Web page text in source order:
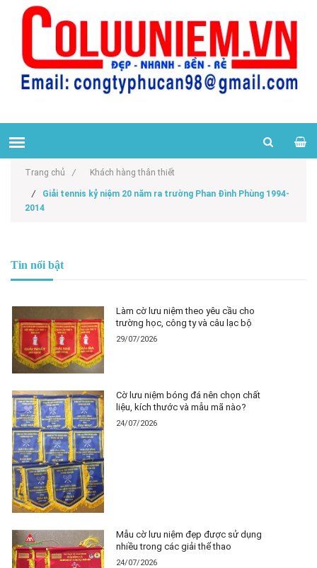
Trang chủ / Khách hàng thân thiết
/
Giải tennis kỷ niệm 20 năm ra trường Phan Đình Phùng 1994-
2014
Tin nổi bật
Làm cờ lưu niệm theo yêu cầu cho
trường học, công ty và câu lạc bộ
29/07/2026
Cờ lưu niệm bóng đá nên chọn chất
liệu, kích thước và mẫu mã nào?
24/07/2026
Mẫu cờ lưu niệm đẹp được sử dụng
nhiều trong các giải thể thao
24/07/2026